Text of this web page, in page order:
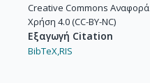
Creative Commons
Χρήση 4.0 (CC-BY-NC)
Εξαγωγή Citation
BibTeX,RIS